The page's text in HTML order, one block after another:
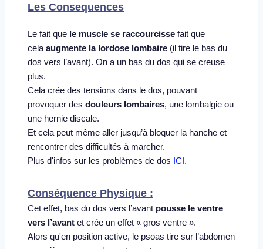
Les Consequences
Le fait que le muscle se raccourcisse fait que
cela augmente la lordose lombaire (il tire le bas du
dos vers l’avant). On a un bas du dos qui se creuse
plus.
Cela crée des tensions dans le dos, pouvant
provoquer des douleurs lombaires, une lombalgie ou
une hernie discale.
Et cela peut même aller jusqu’à bloquer la hanche et
rencontrer des difficultés à marcher.
Plus d'infos sur les problèmes de dos ICI.
Conséquence Physique :
Cet effet, bas du dos vers l’avant pousse le ventre
vers l’avant et crée un effet « gros ventre ».
Alors qu'en position active, le psoas tire sur l’abdomen